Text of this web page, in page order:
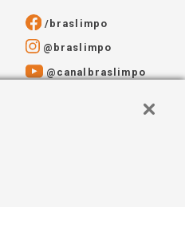
/braslimpo
@braslimpo
@canalbraslimpo​